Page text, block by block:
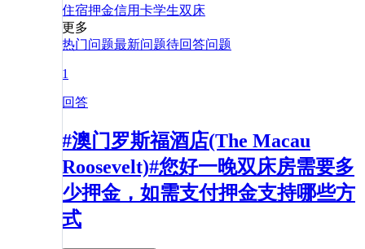
住宿押金信用卡学生双床
更多
热门问题最新问题待回答问题
1
回答
#澳门罗斯福酒店(The Macau
Roosevelt)#您好一晚双床房需要多
少押金，如需支付押金支持哪些方
式